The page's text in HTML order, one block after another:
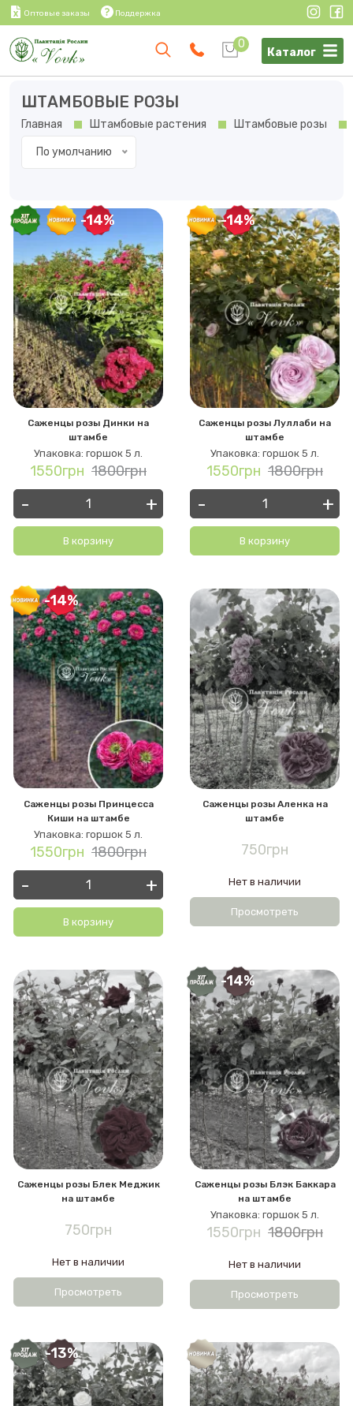
Оптовые заказы Поддержка
0
Каталог
ШТАМБОВЫЕ РОЗЫ
Главная Штамбовые растения Штамбовые розы
По умолчанию
-14%
Саженцы розы Динки на
штамбе
Упаковка: горшок 5 л.
1550грн 1800грн
- +
В корзину
-14%
Саженцы розы Луллаби на
штамбе
Упаковка: горшок 5 л.
1550грн 1800грн
- +
В корзину
-14%
Саженцы розы Принцесса
Киши на штамбе
Упаковка: горшок 5 л.
1550грн 1800грн
- +
В корзину
Саженцы розы Аленка на
штамбе
750грн
Нет в наличии
Просмотреть
Саженцы розы Блек Меджик
на штамбе
750грн
Нет в наличии
Просмотреть
-14%
Саженцы розы Блэк Баккара
на штамбе
Упаковка: горшок 5 л.
1550грн 1800грн
Нет в наличии
Просмотреть
-13%